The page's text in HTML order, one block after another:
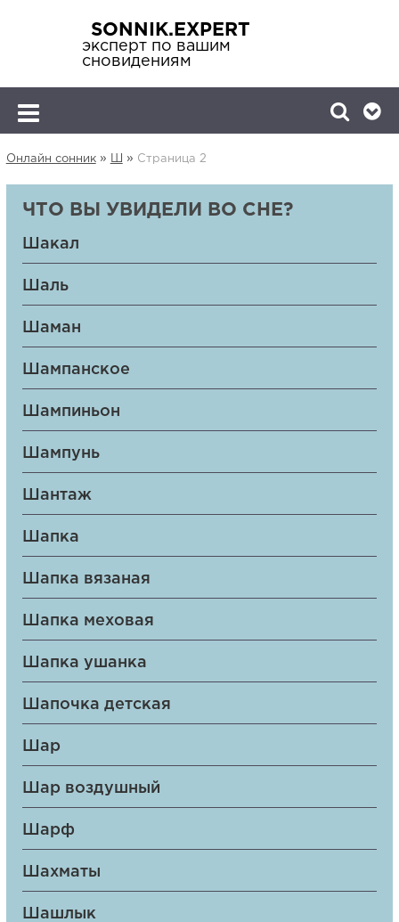
SONNIK.EXPERT
эксперт по вашим
сновидениям
Онлайн сонник» » Страница 2
ЧТО ВЫ УВИДЕЛИ ВО СНЕ?
Шакал
Шаль
Шаман
Шампанское
Шампиньон
Шампунь
Шантаж
Шапка
Шапка вязаная
Шапка меховая
Шапка ушанка
Шапочка детская
Шар
Шар воздушный
Шарф
Шахматы
Шашлык